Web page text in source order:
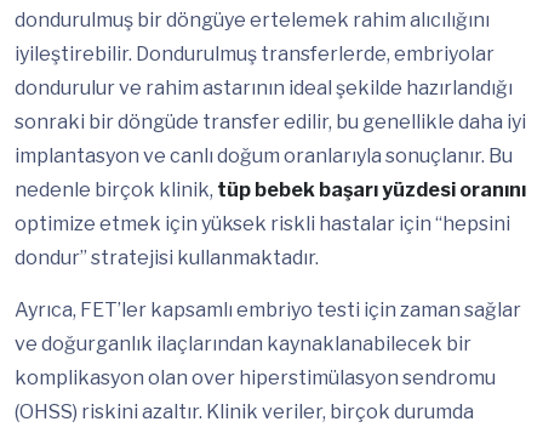
dondurulmuş bir döngüye ertelemek rahim alıcılığını
iyileştirebilir. Dondurulmuş transferlerde, embriyolar
dondurulur ve rahim astarının ideal şekilde hazırlandığı
sonraki bir döngüde transfer edilir, bu genellikle daha iyi
implantasyon ve canlı doğum oranlarıyla sonuçlanır. Bu
nedenle birçok klinik, tüp bebek başarı yüzdesi oranını
optimize etmek için yüksek riskli hastalar için “hepsini
dondur” stratejisi kullanmaktadır.
Ayrıca, FET’ler kapsamlı embriyo testi için zaman sağlar
ve doğurganlık ilaçlarından kaynaklanabilecek bir
komplikasyon olan over hiperstimülasyon sendromu
(OHSS) riskini azaltır. Klinik veriler, birçok durumda